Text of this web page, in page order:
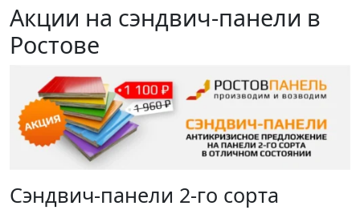
Акции на сэндвич-панели в
Ростове
Сэндвич-панели 2-го сорта